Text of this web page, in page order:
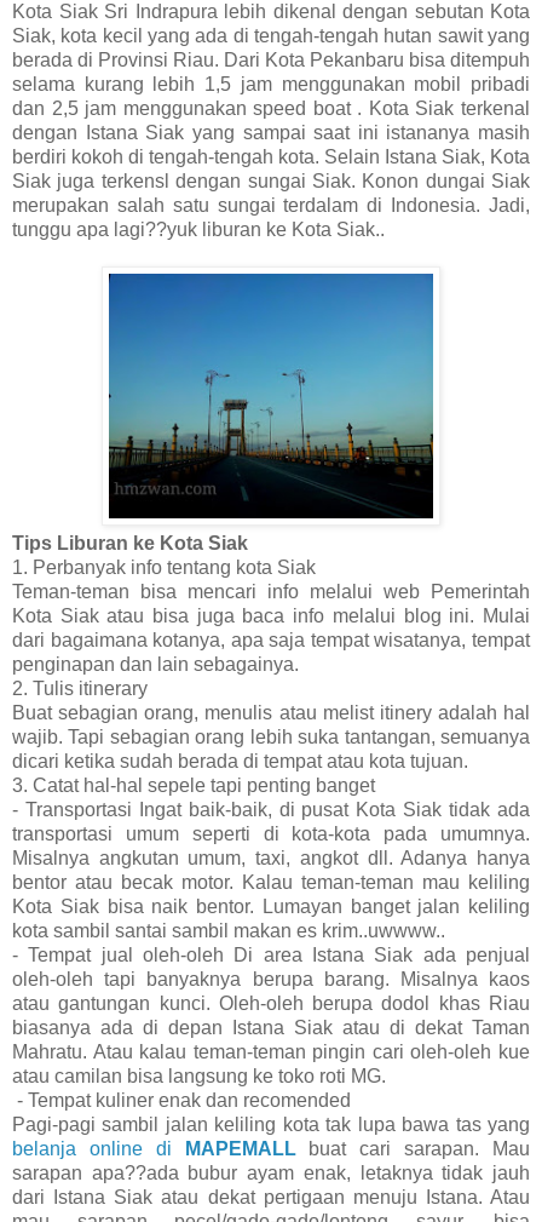
Kota Siak Sri Indrapura lebih dikenal dengan sebutan Kota
Siak, kota kecil yang ada di tengah-tengah hutan sawit yang
berada di Provinsi Riau. Dari Kota Pekanbaru bisa ditempuh
selama kurang lebih 1,5 jam menggunakan mobil pribadi
dan 2,5 jam menggunakan speed boat . Kota Siak terkenal
dengan Istana Siak yang sampai saat ini istananya masih
berdiri kokoh di tengah-tengah kota. Selain Istana Siak, Kota
Siak juga terkensl dengan sungai Siak. Konon dungai Siak
merupakan salah satu sungai terdalam di Indonesia. Jadi,
tunggu apa lagi??yuk liburan ke Kota Siak..
Tips Liburan ke Kota Siak
1. Perbanyak info tentang kota Siak
Teman-teman bisa mencari info melalui web Pemerintah
Kota Siak atau bisa juga baca info melalui blog ini. Mulai
dari bagaimana kotanya, apa saja tempat wisatanya, tempat
penginapan dan lain sebagainya.
2. Tulis itinerary
Buat sebagian orang, menulis atau melist itinery adalah hal
wajib. Tapi sebagian orang lebih suka tantangan, semuanya
dicari ketika sudah berada di tempat atau kota tujuan.
3. Catat hal-hal sepele tapi penting banget
- Transportasi Ingat baik-baik, di pusat Kota Siak tidak ada
transportasi umum seperti di kota-kota pada umumnya.
Misalnya angkutan umum, taxi, angkot dll. Adanya hanya
bentor atau becak motor. Kalau teman-teman mau keliling
Kota Siak bisa naik bentor. Lumayan banget jalan keliling
kota sambil santai sambil makan es krim..uwwww..
- Tempat jual oleh-oleh Di area Istana Siak ada penjual
oleh-oleh tapi banyaknya berupa barang. Misalnya kaos
atau gantungan kunci. Oleh-oleh berupa dodol khas Riau
biasanya ada di depan Istana Siak atau di dekat Taman
Mahratu. Atau kalau teman-teman pingin cari oleh-oleh kue
atau camilan bisa langsung ke toko roti MG.
- Tempat kuliner enak dan recomended
Pagi-pagi sambil jalan keliling kota tak lupa bawa tas yang
belanja online di
MAPEMALLbuat cari sarapan. Mau
sarapan apa??ada bubur ayam enak, letaknya tidak jauh
dari Istana Siak atau dekat pertigaan menuju Istana. Atau